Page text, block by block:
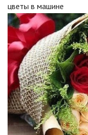
цветы в машине